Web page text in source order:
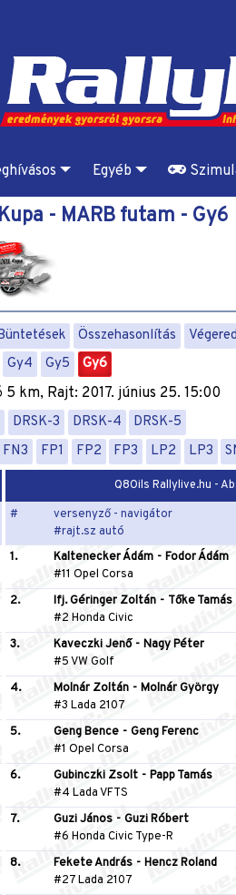
Egyéb
- MARB futam - Gy6
Összehasonlítás
Gy4 Gy5 Gy6
km, Rajt: 2017. június 25. 15:00
DRSK-3 DRSK-4
DRSK-5
FN3 FP1 FP2 FP3 LP2 LP3
Q8Oils Rallylive.hu -
#
versenyző - navigátor
#rajt.sz autó
1. Kaltenecker Ádám - Fodor Ádám
#11 Opel Corsa
2. Ifj. Géringer Zoltán - Tőke Tamás
#2 Honda Civic
3.
Kaveczki Jenő - Nagy Péter
#5 VW Golf
4.
Molnár Zoltán - Molnár György
#3 Lada 2107
5.
Geng Bence - Geng Ferenc
#1 Opel Corsa
6.
Gubinczki Zsolt - Papp Tamás
#4 Lada VFTS
7.
Guzi János - Guzi Róbert
#6 Honda Civic Type-R
8.
Fekete András - Hencz Roland
#27 Lada 2107